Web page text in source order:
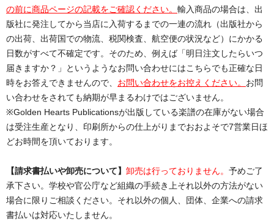
の前に商品ページの記載をご確認ください。 輸入商品の場合は、出
版社に発注してから当店に入荷するまでの一連の流れ（出版社から
の出荷、出荷国での物流、税関検査、航空便の状況など）にかかる
日数がすべて不確定です。そのため、例えば「明日注文したらいつ
届きますか？」というようなお問い合わせにはこちらでも正確な日
時をお答えできませんので、 お問い合わせをお控えください。 お問
い合わせをされても納期が早まるわけではございません。
※Golden Hearts Publicationsが出版している楽譜の在庫がない場合
は受注生産となり、印刷所からの仕上がりまでおおよそで7営業日ほ
どお時間を頂いております。
【請求書払いや卸売について】 卸売は行っておりません。 予めご了
承下さい。学校や官公庁など組織の手続き上それ以外の方法がない
場合に限りご相談ください。それ以外の個人、団体、企業への請求
書払いは対応いたしません。